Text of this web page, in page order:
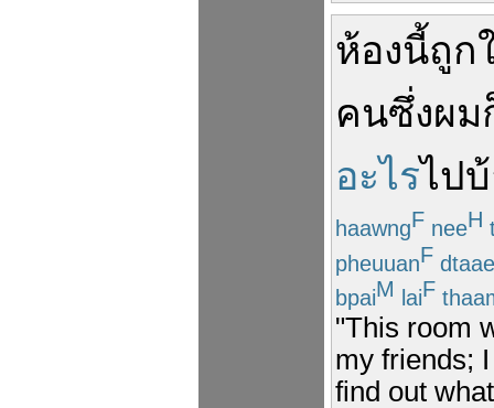
ห้องนี้ถูก
คนซึ่งผม
อะไรไป
haawngF neeH
pheuuanF dtaae
bpaiM laiF
"This room
my friends;
find out